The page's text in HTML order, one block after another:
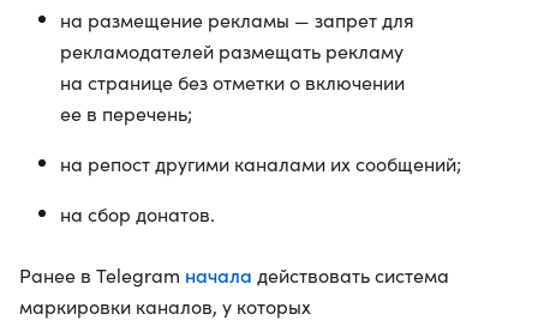
на размещение рекламы — запрет для
рекламодателей размещать рекламу
на странице без отметки о включении
ее в перечень;
на репост другими каналами их сообщений;
на сбор донатов.
Ранее в Telegram начала действовать система
маркировки каналов, у которых